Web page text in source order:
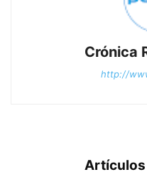
Crónica
http://
Artículos